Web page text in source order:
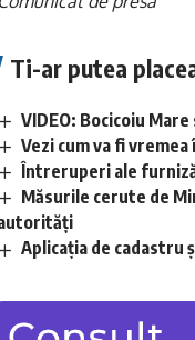
Ti-ar putea
VIDEO: Bocicoiu
Vezi cum va fi
Întreruperi ale
Măsurile cerute de
Aplicaţia de cadastru